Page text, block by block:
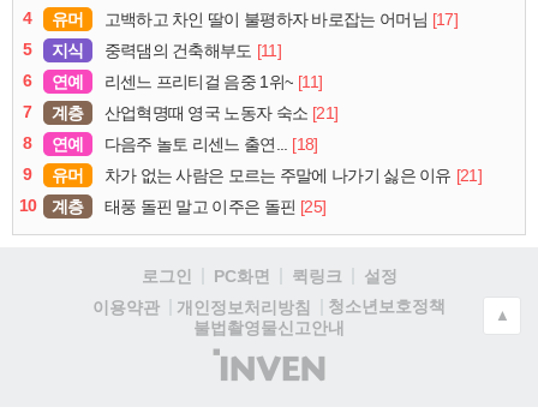
4
유머 고백하고 차인 딸이 불평하자 바로잡는 어머님 [17]
5
지식 중력댐의 건축해부도 [11]
6
연예 리센느 프리티걸 음중 1위~ [11]
7
계층 산업혁명때 영국 노동자 숙소 [21]
8
연예 다음주 놀토 리센느 출연...
[18]
9
유머 차가 없는 사람은 모르는 주말에 나가기 싫은 이유 [21]
10
계층 태풍 돌핀 말고 이주은 돌핀 [25]
로그인 PC화면 퀵링크
설정
이용약관
개인정보처리방침
청소년보호정책
불법촬영물신고안내
(주)
인
▲